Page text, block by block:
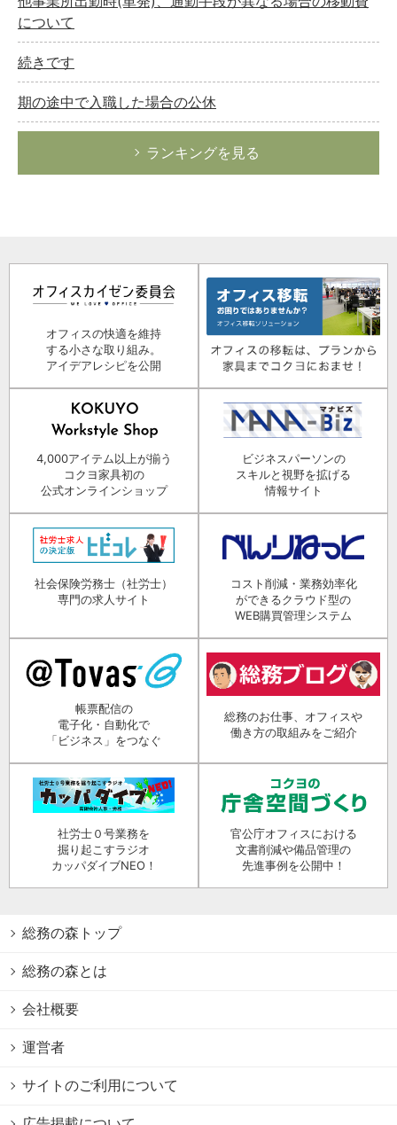
について
続きです
期の途中で入職した場合の公休
ランキングを見る
オフィスの快適を維持
する小さな取り組み。
アイデアレシピを公開
4,000アイテム以上が揃う
コクヨ家具初の
公式オンラインショップ
ビジネスパーソンの
スキルと視野を拡げる
情報サイト
社会保険労務士（社労士）
専門の求人サイト
コスト削減・業務効率化
ができるクラウド型の
WEB購買管理システム
帳票配信の
電子化・自動化で
「ビジネス」をつなぐ
総務のお仕事、オフィスや
働き方の取組みをご紹介
社労士０号業務を
掘り起こすラジオ
カッパダイブNEO！
官公庁オフィスにおける
文書削減や備品管理の
先進事例を公開中！
総務の森トップ
総務の森とは
会社概要
運営者
サイトのご利用について